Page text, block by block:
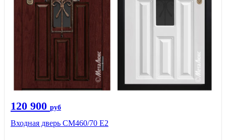
120 900 руб
Входная дверь СМ460/70 Е2